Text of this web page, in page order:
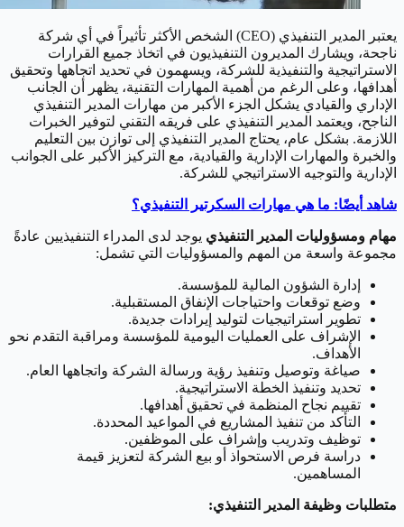
يعتبر المدير التنفيذي (CEO) الشخص الأكثر تأثيراً في أي شركة
ناجحة، ويشارك المديرون التنفيذيون في اتخاذ جميع القرارات
الاستراتيجية والتنفيذية للشركة، ويسهمون في تحديد اتجاهها وتحقيق
أهدافها، وعلى الرغم من أهمية المهارات التقنية، يظهر أن الجانب
الإداري والقيادي يشكل الجزء الأكبر من مهارات المدير التنفيذي
الناجح، ويعتمد المدير التنفيذي على فريقه التقني لتوفير الخبرات
اللازمة. بشكل عام، يحتاج المدير التنفيذي إلى توازن بين التعليم
والخبرة والمهارات الإدارية والقيادية، مع التركيز الأكبر على الجوانب
الإدارية والتوجيه الاستراتيجي للشركة.
شاهد أيضًا: ما هي مهارات السكرتير التنفيذي؟
مهام ومسؤوليات المدير التنفيذي يوجد لدى المدراء التنفيذيين عادةً
مجموعة واسعة من المهم والمسؤوليات التي تشمل:
إدارة الشؤون المالية للمؤسسة.
وضع توقعات واحتياجات الإنفاق المستقبلية.
تطوير استراتيجيات لتوليد إيرادات جديدة.
الإشراف على العمليات اليومية للمؤسسة ومراقبة التقدم نحو
الأهداف.
صياغة وتوصيل وتنفيذ رؤية ورسالة الشركة واتجاهها العام.
تحديد وتنفيذ الخطة الاستراتيجية.
تقييم نجاح المنظمة في تحقيق أهدافها.
التأكد من تنفيذ المشاريع في المواعيد المحددة.
توظيف وتدريب وإشراف على الموظفين.
دراسة فرص الاستحواذ أو بيع الشركة لتعزيز قيمة
المساهمين.
متطلبات وظيفة المدير التنفيذي: